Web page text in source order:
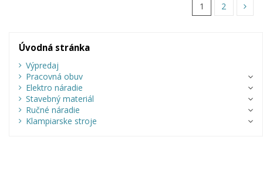
1 2
Úvodná stránka
Výpredaj
Pracovná obuv
Elektro náradie
Stavebný materiál
Ručné náradie
Klampiarske stroje